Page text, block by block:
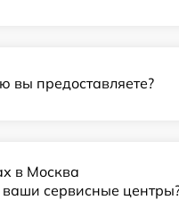
вы предоставляете?
в Москва
ваши сервисные